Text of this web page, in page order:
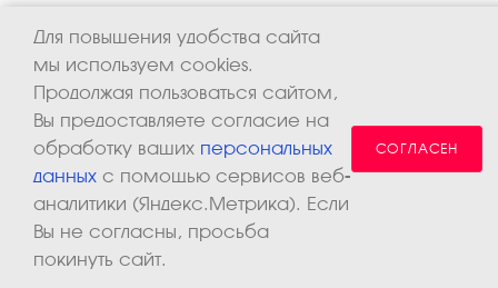
Для повышения удобства сайта
мы используем cookies.
Продолжая пользоваться сайтом,
Вы предоставляете согласие на
обработку ваших персональных
данных с помощью сервисов веб-
аналитики (Яндекс.Метрика). Если
Вы не согласны, просьба
покинуть сайт.
СОГЛАСЕН